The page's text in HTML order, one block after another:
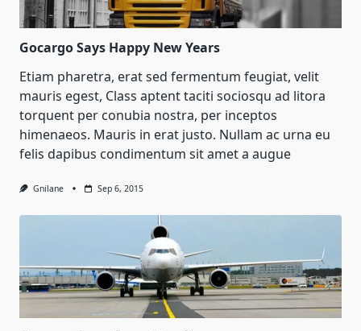
Gocargo Says Happy New Years
Etiam pharetra, erat sed fermentum feugiat, velit
mauris egest, Class aptent taciti sociosqu ad litora
torquent per conubia nostra, per inceptos
himenaeos. Mauris in erat justo. Nullam ac urna eu
felis dapibus condimentum sit amet a augue
Gnilane Sep 6, 2015